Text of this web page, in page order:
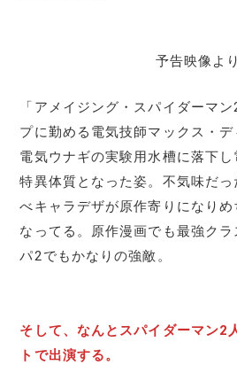
予告映像より
「アメイジング・スパイダーマ
プに勤める電気技師マックス・
電気ウナギの実験用水槽に落下
特異体質となった姿。不気味だ
べキャラデザが原作寄りになりめ
なってる。原作漫画でも最強ク
パ2でもかなりの強敵。
そして、なんとスパイダーマン2
トで出演する。